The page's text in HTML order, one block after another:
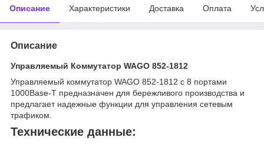
Описание Характеристики Доставка Оплата
Описание
Управляемый Коммутатор WAGO 852-1812
Управляемый коммутатор WAGO 852-1812 с 8 портами
1000Base-T предназначен для бережливого производства и
предлагает надежные функции для управления сетевым
трафиком.
Технические данные: